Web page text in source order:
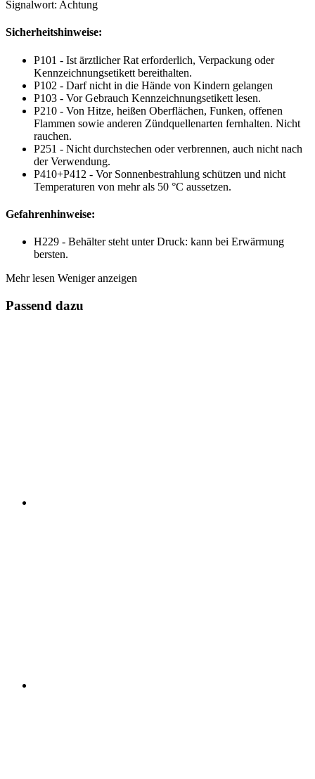
Signalwort: Achtung
Sicherheitshinweise:
P101 - Ist ärztlicher Rat erforderlich, Verpackung oder
Kennzeichnungsetikett bereithalten.
P102 - Darf nicht in die Hände von Kindern gelangen
P103 - Vor Gebrauch Kennzeichnungsetikett lesen.
P210 - Von Hitze, heißen Oberflächen, Funken, offenen
Flammen sowie anderen Zündquellenarten fernhalten. Nicht
rauchen.
P251 - Nicht durchstechen oder verbrennen, auch nicht nach
der Verwendung.
P410+P412 - Vor Sonnenbestrahlung schützen und nicht
Temperaturen von mehr als 50 °C aussetzen.
Gefahrenhinweise:
H229 - Behälter steht unter Druck: kann bei Erwärmung
bersten.
Mehr lesen Weniger anzeigen
Passend dazu